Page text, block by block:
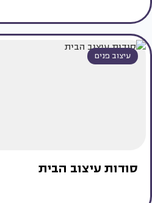
עיצוב פנים
סודות עיצוב הבית